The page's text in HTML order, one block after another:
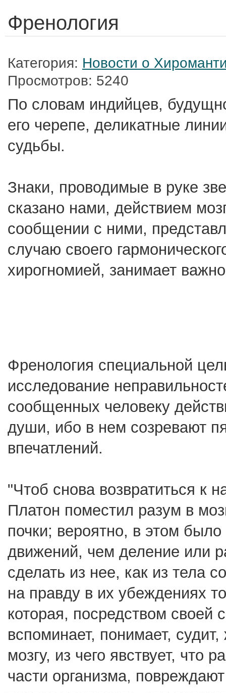
Френология
Категория: Новости о
Просмотров: 5240
По словам индийцев,
его черепе, деликатные
судьбы.
Знаки, проводимые в руке
сказано нами, действием
сообщении с ними,
случаю своего
хирогномией, занимает
Френология специальной
исследование
сообщенных человеку
души, ибо в нем созревают
впечатлений.
"Чтоб снова возвратиться
Платон поместил разум в
почки; вероятно, в этом
движений, чем деление или
сделать из нее, как из тела
на правду в их убеждениях
которая, посредством своей
вспоминает, понимает,
мозгу, из чего явствует, что
части организма,